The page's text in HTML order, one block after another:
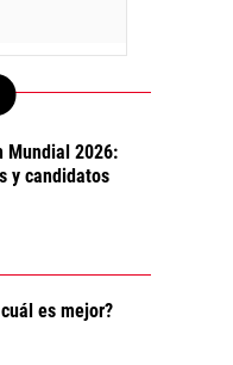
Mundial 2026:
y candidatos
es mejor?